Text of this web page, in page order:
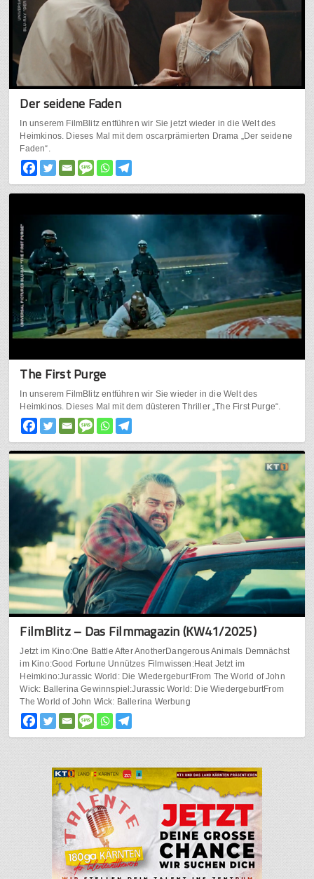
Der seidene Faden
In unserem FilmBlitz entführen wir Sie jetzt wieder in die Welt des
Heimkinos. Dieses Mal mit dem oscarprämierten Drama „Der seidene
Faden“.
The First Purge
In unserem FilmBlitz entführen wir Sie wieder in die Welt des
Heimkinos. Dieses Mal mit dem düsteren Thriller „The First Purge“.
FilmBlitz – Das Filmmagazin (KW41/2025)
Jetzt im Kino:One Battle After AnotherDangerous Animals Demnächst
im Kino:Good Fortune Unnützes Filmwissen:Heat Jetzt im
Heimkino:Jurassic World: Die WiedergeburtFrom The World of John
Wick: Ballerina Gewinnspiel:Jurassic World: Die WiedergeburtFrom
The World of John Wick: Ballerina Werbung